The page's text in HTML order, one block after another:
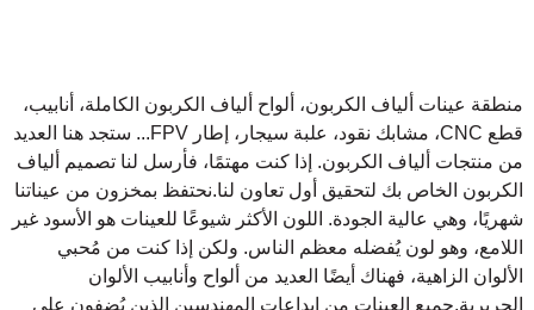
منطقة عينات ألياف الكربون، ألواح ألياف الكربون الكاملة، أنابيب،
قطع CNC، مشابك نقود، علبة سيجار، إطار FPV... ستجد هنا العديد
من منتجات ألياف الكربون. إذا كنت مهتمًا، فأرسل لنا تصميم ألياف
الكربون الخاص بك لتحقيق أول تعاون لنا.نحتفظ بمخزون من عيناتنا
شهريًا، وهي عالية الجودة. اللون الأكثر شيوعًا للعينات هو الأسود غير
اللامع، وهو لون يُفضله معظم الناس. ولكن إذا كنت من مُحبي
الألوان الزاهية، فهناك أيضًا العديد من ألواح وأنابيب الألوان
الحريرية.جميع العينات من إبداعات المهندسين الذين يُضفون على